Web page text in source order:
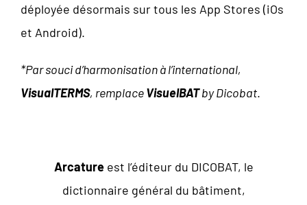
déployée désormais sur tous les App Stores (iOs
et Android).
*Par souci d’harmonisation à l’international,
VisualTERMS, remplaceVisuelBATby Dicobat.
Arcatureest l’éditeur du DICOBAT, le
dictionnaire général du bâtiment,